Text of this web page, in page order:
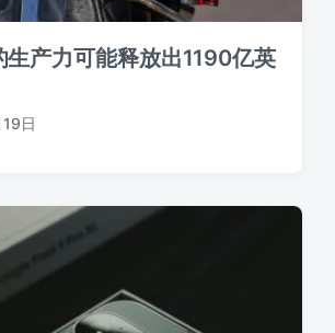
生产力可能释放出1190亿英
日